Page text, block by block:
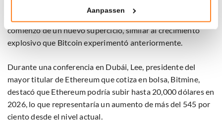
Klik hieronder om ons toestemming te geven om deze
maak gedetailleerde keuzes, waaronder het maken van
bezwaar tegen bedrijven die persoonsgegevens verwerken
instellingen te allen tijde inzien en bijwerken door op de
tekst 'cookies' te klikken onderaan de pagina. Voor meer
informatie: zie onsprivacy- encookiestatement.
Aanpassen
optimista sobre Ethereum y cree que la mayor altcoin
comienzo de un nuevo superciclo, similar al crecimiento
explosivo que Bitcoin experimentó anteriormente.
Durante una conferencia en Dubái, Lee, presidente del
mayor titular de Ethereum que cotiza en bolsa, Bitmine,
destacó que Ethereum podría subir hasta 20,000 dólares en
2026, lo que representaría un aumento de más del 545 por
ciento desde el nivel actual.